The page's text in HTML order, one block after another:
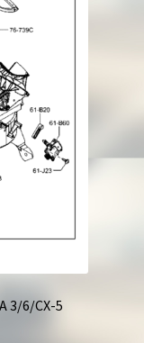
6/СХ-5